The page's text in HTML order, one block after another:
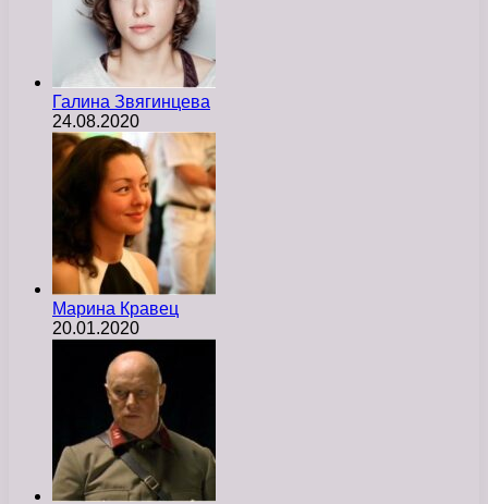
Галина Звягинцева
24.08.2020
Марина Кравец
20.01.2020